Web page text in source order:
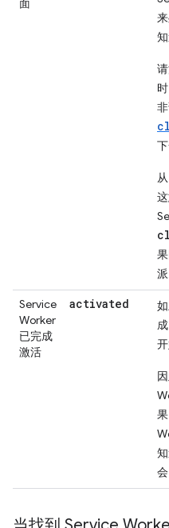
面
从
派
Service
Worker
已完成
激活
activated